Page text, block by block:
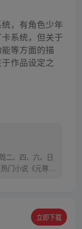
，有角色少年
系统，但关于
等方面的描
作品设定之
二、四、六、日
门小说《元尊》
立即下载